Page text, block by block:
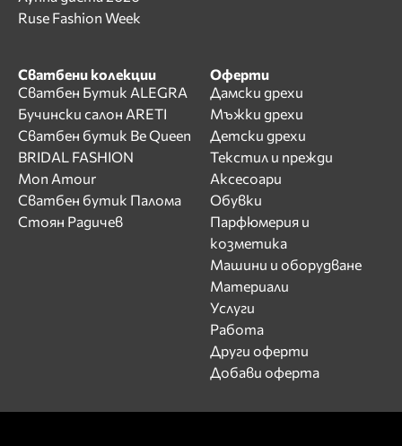
Ruse Fashion Week
Сватбени колекции
Сватбен Бутик ALEGRA
Бучински салон ARETI
Сватбен бутик Be Queen
BRIDAL FASHION
Mon Amour
Сватбен бутик Палома
Стоян Радичев
Оферти
Дамски дрехи
Мъжки дрехи
Детски дрехи
Текстил и прежди
Аксесоари
Обувки
Парфюмерия и
козметика
Машини и оборудване
Материали
Услуги
Работа
Други оферти
Добави оферта